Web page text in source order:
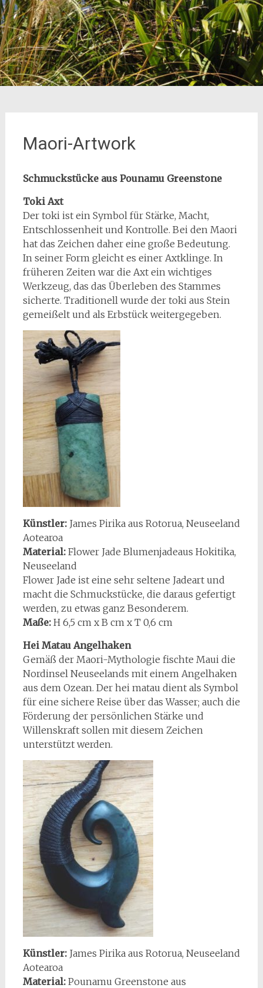
Maori-Artwork
Schmuckstücke aus Pounamu Greenstone
Toki Axt
Der toki ist ein Symbol für Stärke, Macht,
Entschlossenheit und Kontrolle. Bei den Maori
hat das Zeichen daher eine große Bedeutung.
In seiner Form gleicht es einer Axtklinge. In
früheren Zeiten war die Axt ein wichtiges
Werkzeug, das das Überleben des Stammes
sicherte. Traditionell wurde der toki aus Stein
gemeißelt und als Erbstück weitergegeben.
Künstler:James Pirika aus Rotorua, Neuseeland
Aotearoa
Material: Flower Jade Blumenjadeaus Hokitika,
Neuseeland
Flower Jade ist eine sehr seltene Jadeart und
macht die Schmuckstücke, die daraus gefertigt
werden, zu etwas ganz Besonderem.
Maße:H 6,5 cm x B cm x T 0,6 cm
Hei Matau Angelhaken
Gemäß der Maori-Mythologie fischte Maui die
Nordinsel Neuseelands mit einem Angelhaken
aus dem Ozean. Der hei matau dient als Symbol
für eine sichere Reise über das Wasser; auch die
Förderung der persönlichen Stärke und
Willenskraft sollen mit diesem Zeichen
unterstützt werden.
Künstler:James Pirika aus Rotorua, Neuseeland
Aotearoa
Material: Pounamu Greenstone aus